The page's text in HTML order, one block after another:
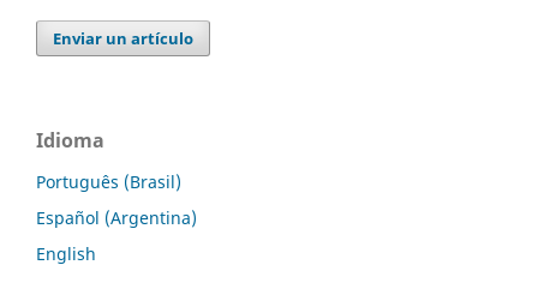
Enviar un artículo
Idioma
Português (Brasil)
Español (Argentina)
English